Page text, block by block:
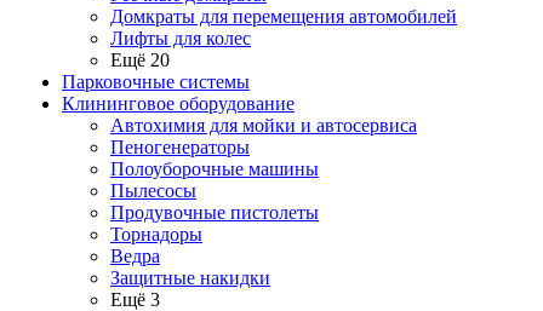
Домкраты для перемещения автомобилей
Лифты для колес
Ещё 20
Парковочные системы
Клининговое оборудование
Автохимия для мойки и автосервиса
Пеногенераторы
Полоуборочные машины
Пылесосы
Продувочные пистолеты
Торнадоры
Ведра
Защитные накидки
Ещё 3